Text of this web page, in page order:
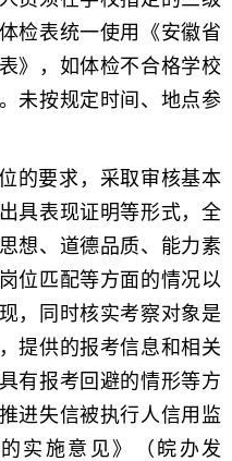
检表统一使用《安徽省
》，如体检不合格学校
未按规定时间、地点参
的要求，采取审核基本
具表现证明等形式，全
想、道德品质、能力素
位匹配等方面的情况以
，同时核实考察对象是
提供的报考信息和相关
有报考回避的情形等方
进失信被执行人信用监
实施意见》（皖办发